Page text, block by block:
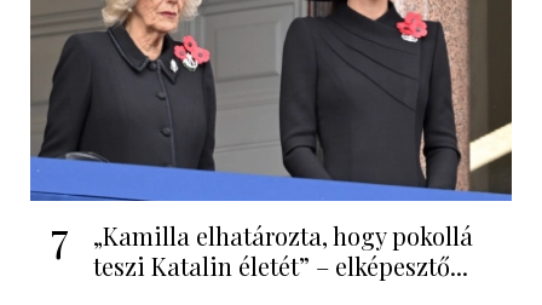
7
„Kamilla elhatározta, hogy pokollá
teszi Katalin életét” – elképesztő...